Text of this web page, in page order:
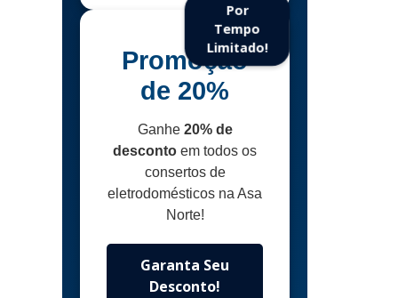
Por
Tempo
Limitado!
Promoção
de 20%
Ganhe 20% de
desconto em todos os
consertos de
eletrodomésticos na Asa
Norte!
Garanta Seu
Desconto!